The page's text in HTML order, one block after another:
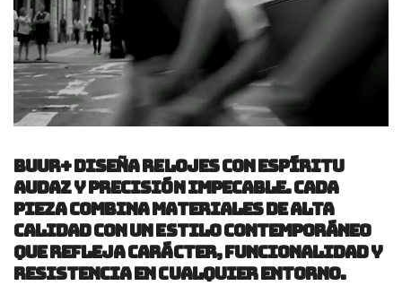
BUUR+diseña relojes con espíritu
audaz y precisión impecable. Cada
pieza combina materiales de alta
calidad con un estilo contemporáneo
que refleja carácter, funcionalidad y
resistencia en cualquier entorno.